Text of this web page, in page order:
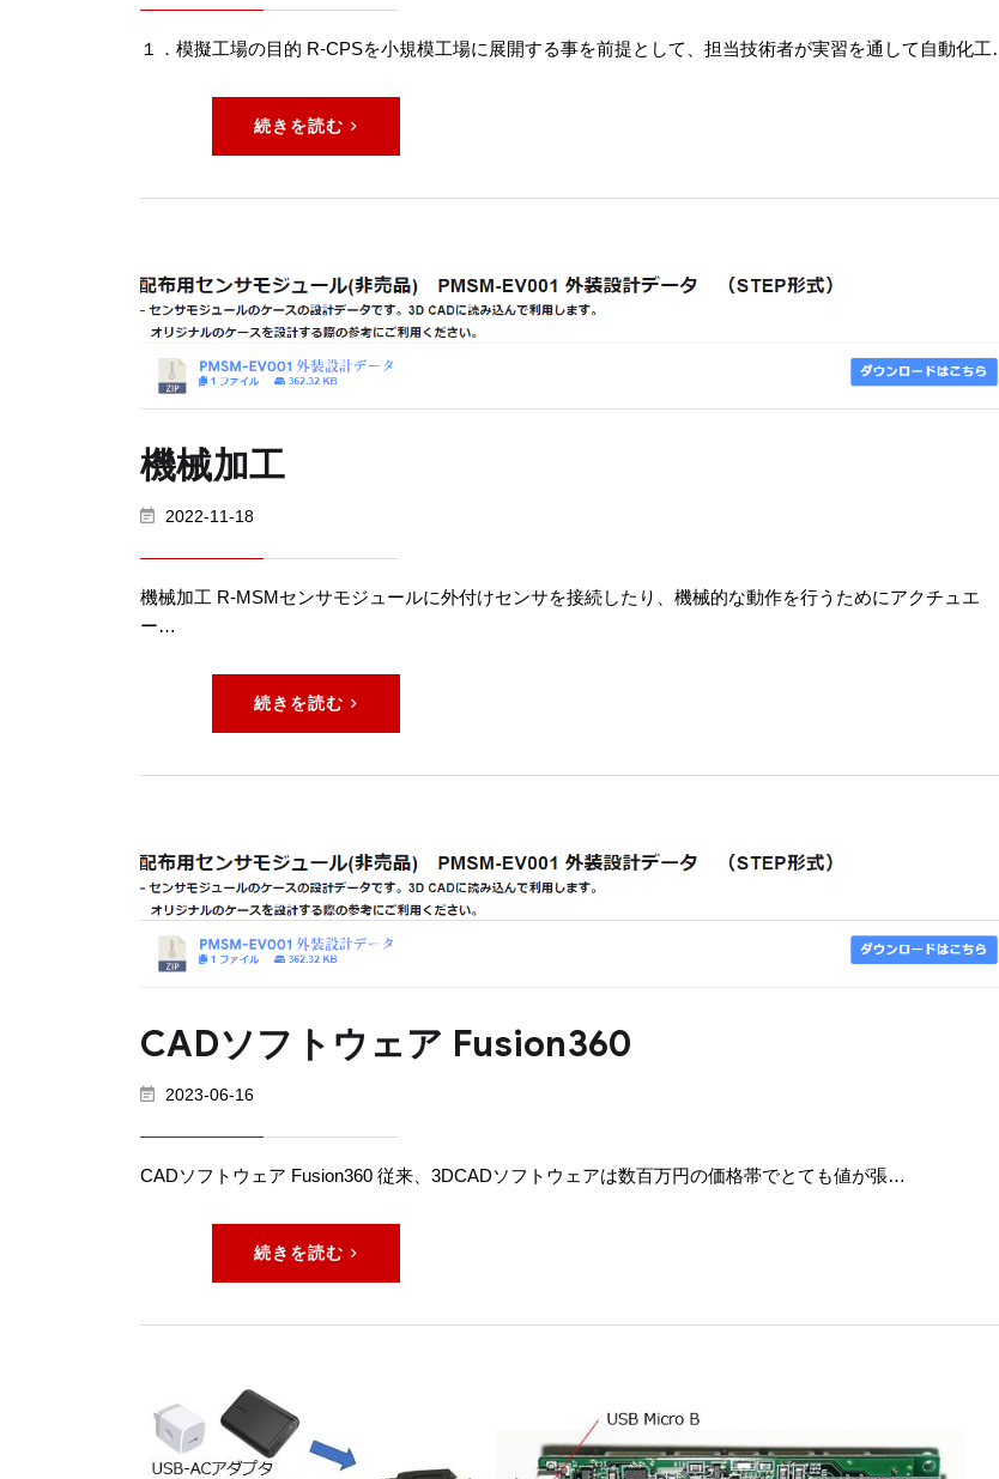
１．模擬工場の目的 R-CPSを小規模工場に展開する事を前提として、担当技術者が実習を通して自動化
続きを読む
機械加工
2022-11-18
機械加工 R-MSMセンサモジュールに外付けセンサを接続したり、機械的な動作を行うためにアクチュエ
ー…
続きを読む
CADソフトウェア Fusion360
2023-06-16
CADソフトウェア Fusion360 従来、3DCADソフトウェアは数百万円の価格帯でとても値が張…
続きを読む